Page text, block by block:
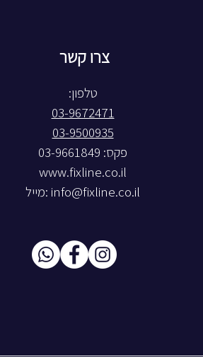
צרו קשר
טלפון:
03-9672471
03-9500935
פקס: 03-9661849
www.fixline.co.il
info@fixline.co.il :מייל